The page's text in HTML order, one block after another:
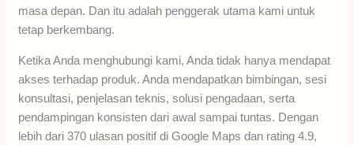
masa depan. Dan itu adalah penggerak utama kami untuk
tetap berkembang.
Ketika Anda menghubungi kami, Anda tidak hanya mendapat
akses terhadap produk. Anda mendapatkan bimbingan, sesi
konsultasi, penjelasan teknis, solusi pengadaan, serta
pendampingan konsisten dari awal sampai tuntas. Dengan
lebih dari 370 ulasan positif di Google Maps dan rating 4.9,